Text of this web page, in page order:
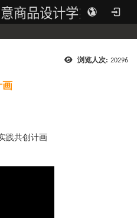
商品设计学系
浏览人次: 20296
画
践共创计画